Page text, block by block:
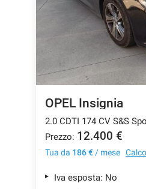
OPEL Insignia
2.0 CDTI 174 CV S&S
Prezzo: 12.400 €
Tua da 186 € / mese
Iva esposta: No